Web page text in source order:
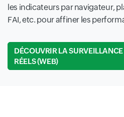
les indicateurs par navigateur,
FAI, etc. pour affiner les
DÉCOUVRIR LA
RÉELS (WEB)